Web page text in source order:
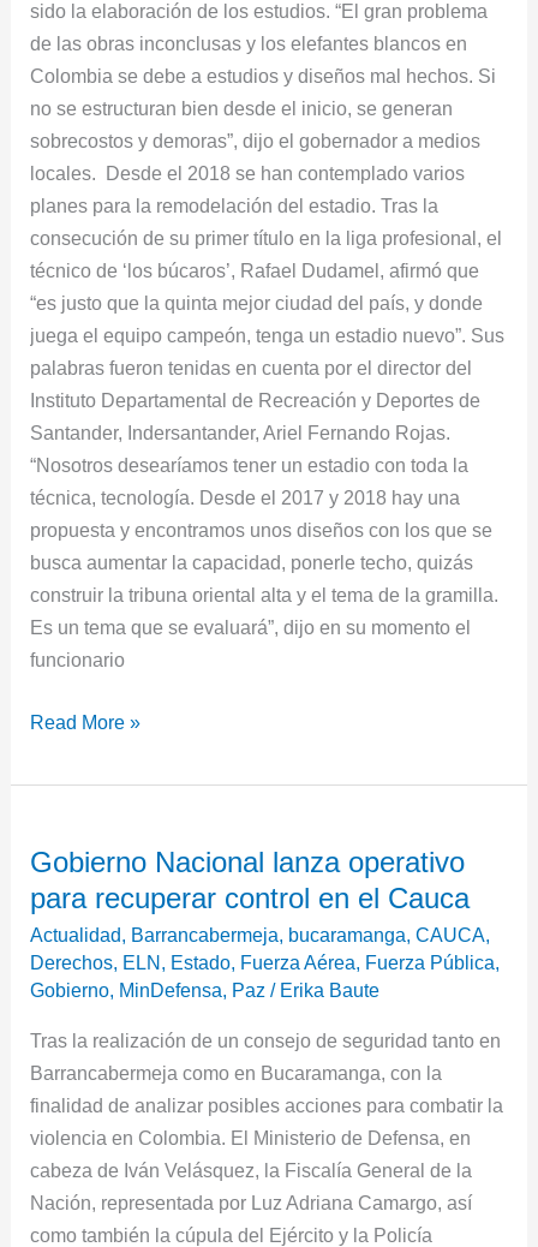
sido la elaboración de los estudios. “El gran problema
de las obras inconclusas y los elefantes blancos en
Colombia se debe a estudios y diseños mal hechos. Si
no se estructuran bien desde el inicio, se generan
sobrecostos y demoras”, dijo el gobernador a medios
locales. Desde el 2018 se han contemplado varios
planes para la remodelación del estadio. Tras la
consecución de su primer título en la liga profesional, el
técnico de ‘los búcaros’, Rafael Dudamel, afirmó que
“es justo que la quinta mejor ciudad del país, y donde
juega el equipo campeón, tenga un estadio nuevo”. Sus
palabras fueron tenidas en cuenta por el director del
Instituto Departamental de Recreación y Deportes de
Santander, Indersantander, Ariel Fernando Rojas.
“Nosotros desearíamos tener un estadio con toda la
técnica, tecnología. Desde el 2017 y 2018 hay una
propuesta y encontramos unos diseños con los que se
busca aumentar la capacidad, ponerle techo, quizás
construir la tribuna oriental alta y el tema de la gramilla.
Es un tema que se evaluará”, dijo en su momento el
funcionario
Read More »
Gobierno Nacional lanza operativo
para recuperar control en el Cauca
Actualidad, Barrancabermeja, bucaramanga,CAUCA,
Derechos, ELN , Estado, Fuerza Aérea, Fuerza Pública,
Gobierno, MinDefensa, Paz / Erika Baute
Tras la realización de un consejo de seguridad tanto en
Barrancabermeja como en Bucaramanga, con la
finalidad de analizar posibles acciones para combatir la
violencia en Colombia. El Ministerio de Defensa, en
cabeza de Iván Velásquez, la Fiscalía General de la
Nación, representada por Luz Adriana Camargo, así
como también la cúpula del Ejército y la Policía
Nacional
lanza
operativo
para
recuperar